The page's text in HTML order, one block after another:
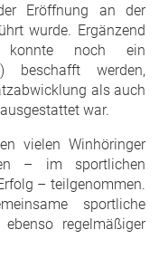
Eröffnung an der
wurde. Ergänzend
konnte noch ein
beschafft werden,
als auch
war.
vielen Winhöringer
– im sportlichen
– teilgenommen.
sportliche
regelmäßiger